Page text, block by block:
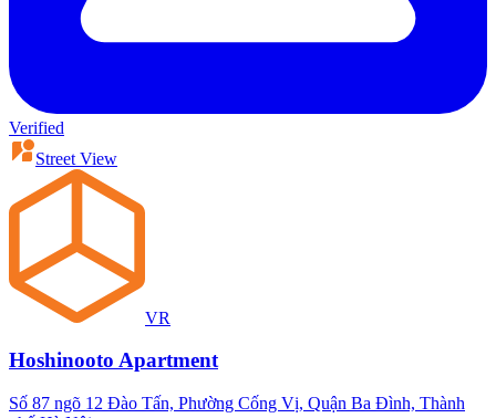
Verified
Street View
VR
Hoshinooto Apartment
Số 87 ngõ 12 Đào Tấn, Phường Cống Vị, Quận Ba Đình, Thành